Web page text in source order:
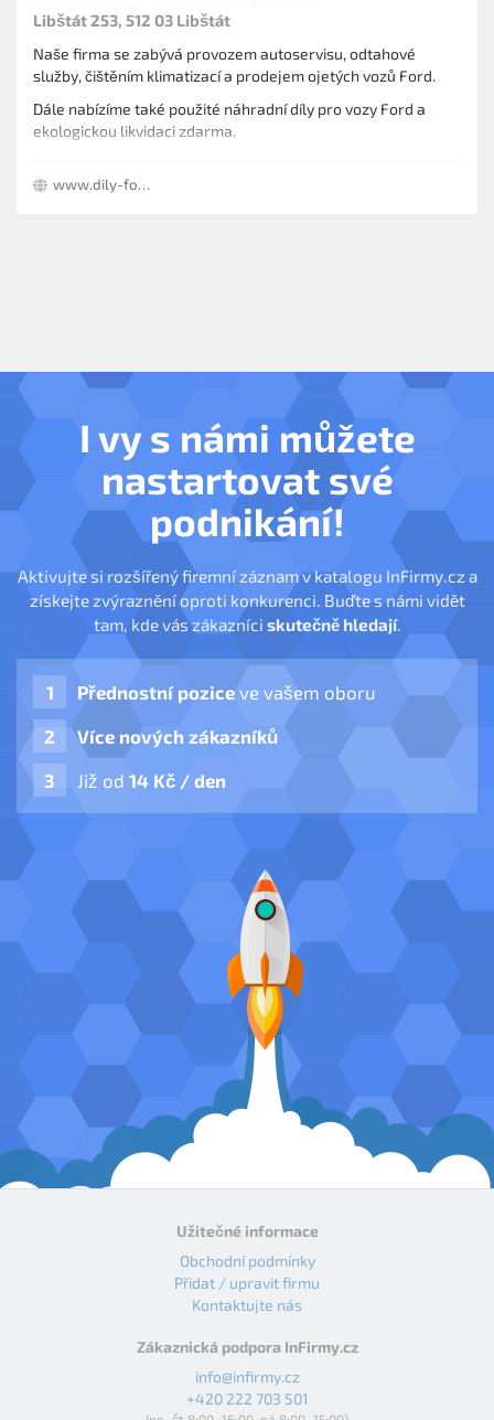
Libštát 253, 512 03 Libštát
Naše firma se zabývá provozem autoservisu, odtahové
služby, čištěním klimatizací a prodejem ojetých vozů Ford.
Dále nabízíme také použité náhradní díly pro vozy Ford a
ekologickou likvidaci zdarma.
www.dily-ford.cz
I vy s námi můžete
nastartovat své
podnikání!
Aktivujte si rozšířený firemní záznam v katalogu InFirmy.cz a
získejte zvýraznění oproti konkurenci. Buďte s námi vidět
tam, kde vás zákazníci skutečně hledají.
Přednostní pozice ve vašem oboru
Více nových zákazníků
Již od 14 Kč / den
Užitečné informace
Obchodní podmínky
Přidat / upravit firmu
Kontaktujte nás
Zákaznická podpora InFirmy.cz
info@infirmy.cz
+420 222 703 501